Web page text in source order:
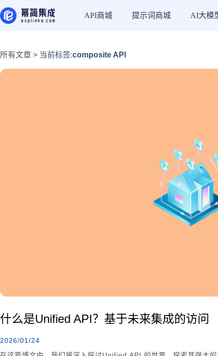
API商城 提示词商城 AI大模
所有文章 > 当前标签:composite API
什么是Unified API？基于未来集成的访问
2026/01/24